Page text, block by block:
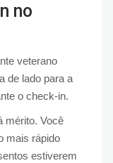
no
veterano
de lado para a
o check-in.
mérito. Você
mais rápido
estiverem